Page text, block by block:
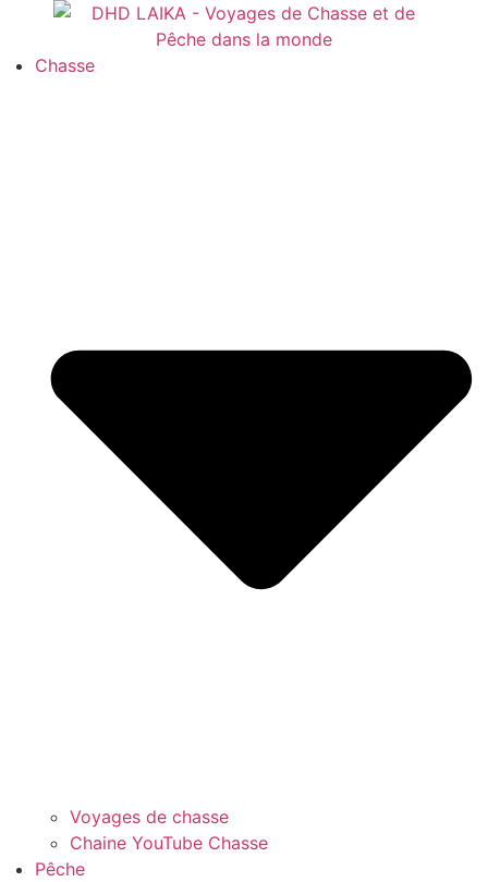
Chasse
Voyages de chasse
Chaine YouTube Chasse
Pêche
Panneau de gestion des cookies